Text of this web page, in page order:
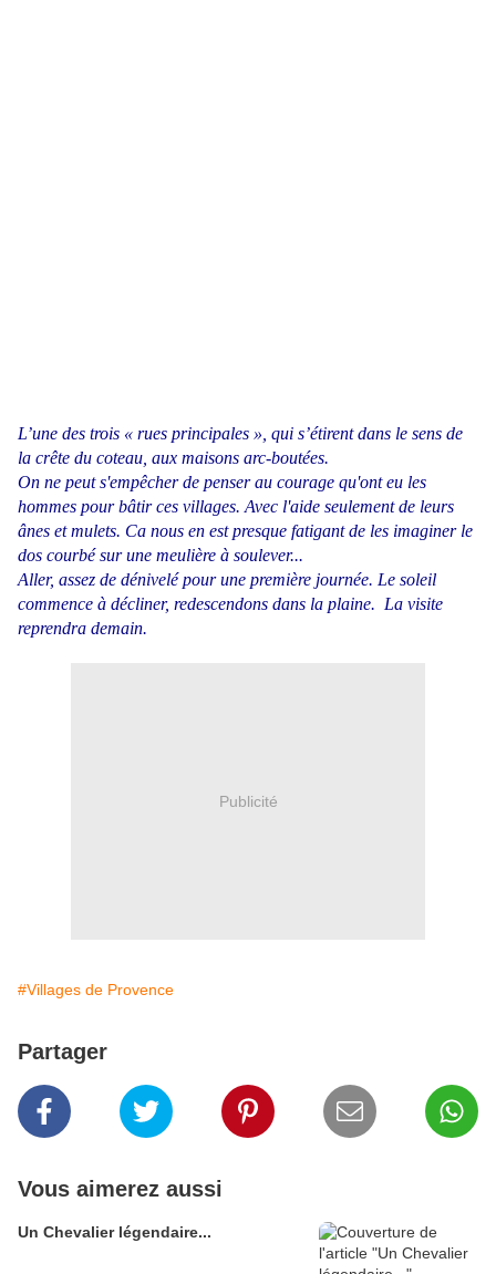
L’une des trois « rues principales », qui s’étirent dans le sens de
la crête du coteau, aux maisons arc-boutées.
On ne peut s'empêcher de penser au courage qu'ont eu les
hommes pour bâtir ces villages. Avec l'aide seulement de leurs
ânes et mulets. Ca nous en est presque fatigant de les imaginer le
dos courbé sur une meulière à soulever...
Aller, assez de dénivelé pour une première journée. Le soleil
commence à décliner, redescendons dans la plaine. La visite
reprendra demain.
Publicité
#Villages de Provence
Partager
Vous aimerez aussi
Un Chevalier légendaire...